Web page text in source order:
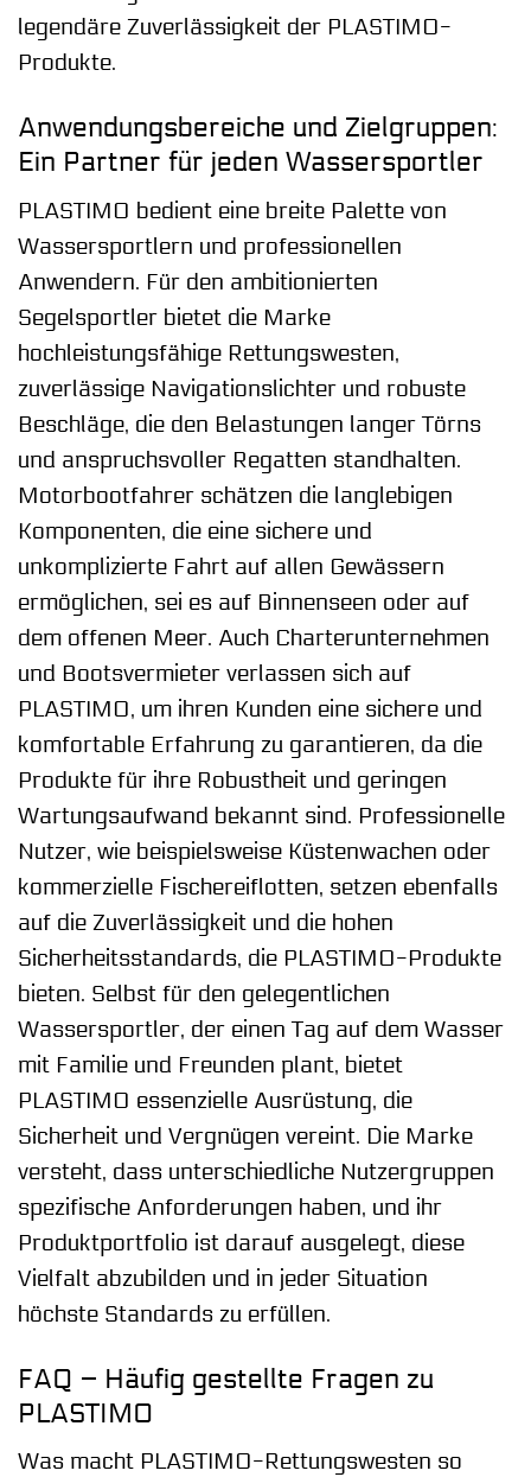
legendäre Zuverlässigkeit der PLASTIMO-
Produkte.
Anwendungsbereiche und Zielgruppen:
Ein Partner für jeden Wassersportler
PLASTIMO bedient eine breite Palette von
Wassersportlern und professionellen
Anwendern. Für den ambitionierten
Segelsportler bietet die Marke
hochleistungsfähige Rettungswesten,
zuverlässige Navigationslichter und robuste
Beschläge, die den Belastungen langer Törns
und anspruchsvoller Regatten standhalten.
Motorbootfahrer schätzen die langlebigen
Komponenten, die eine sichere und
unkomplizierte Fahrt auf allen Gewässern
ermöglichen, sei es auf Binnenseen oder auf
dem offenen Meer. Auch Charterunternehmen
und Bootsvermieter verlassen sich auf
PLASTIMO, um ihren Kunden eine sichere und
komfortable Erfahrung zu garantieren, da die
Produkte für ihre Robustheit und geringen
Wartungsaufwand bekannt sind. Professionelle
Nutzer, wie beispielsweise Küstenwachen oder
kommerzielle Fischereiflotten, setzen ebenfalls
auf die Zuverlässigkeit und die hohen
Sicherheitsstandards, die PLASTIMO-Produkte
bieten. Selbst für den gelegentlichen
Wassersportler, der einen Tag auf dem Wasser
mit Familie und Freunden plant, bietet
PLASTIMO essenzielle Ausrüstung, die
Sicherheit und Vergnügen vereint. Die Marke
versteht, dass unterschiedliche Nutzergruppen
spezifische Anforderungen haben, und ihr
Produktportfolio ist darauf ausgelegt, diese
Vielfalt abzubilden und in jeder Situation
höchste Standards zu erfüllen.
FAQ – Häufig gestellte Fragen zu
PLASTIMO
Was macht PLASTIMO-Rettungswesten so